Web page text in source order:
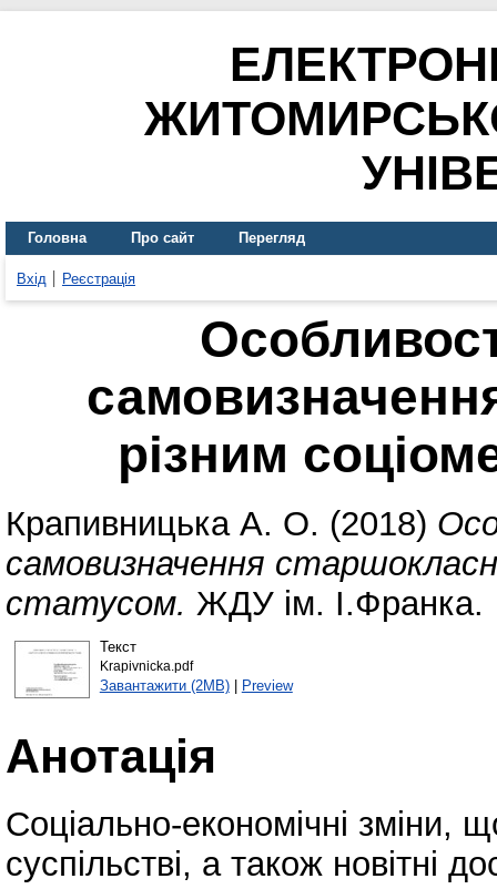
Головна Про сайт Перегляд
Вхід Реєстрація
різним
Крапивницька А. О. (2018)
самовизначення
статусом. ЖДУ ім. І.Франка.
Текст
Krapivnicka.pdf
Завантажити (2MB)| Preview
Анотація
Соціально-економічні зміни,
суспільстві, а також новітні